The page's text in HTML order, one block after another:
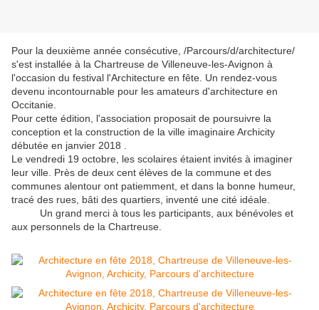
Pour la deuxième année consécutive, /Parcours/d/architecture/
s'est installée à la Chartreuse de Villeneuve-les-Avignon à
l'occasion du festival l'Architecture en fête. Un rendez-vous
devenu incontournable pour les amateurs d'architecture en
Occitanie.
Pour cette édition, l'association proposait de poursuivre la
conception et la construction de la ville imaginaire Archicity
débutée en janvier 2018 .
Le vendredi 19 octobre, les scolaires étaient invités à imaginer
leur ville. Près de deux cent élèves de la commune et des
communes alentour ont patiemment, et dans la bonne humeur,
tracé des rues, bâti des quartiers, inventé une cité idéale.
Un grand merci à tous les participants, aux bénévoles et
aux personnels de la Chartreuse.